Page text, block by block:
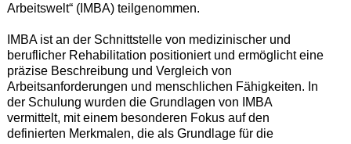
Arbeitswelt“ (IMBA) teilgenommen.
IMBA ist an der Schnittstelle von medizinischer und
beruflicher Rehabilitation positioniert und ermöglicht eine
präzise Beschreibung und Vergleich von
Arbeitsanforderungen und menschlichen Fähigkeiten. In
der Schulung wurden die Grundlagen von IMBA
vermittelt, mit einem besonderen Fokus auf den
definierten Merkmalen, die als Grundlage für die